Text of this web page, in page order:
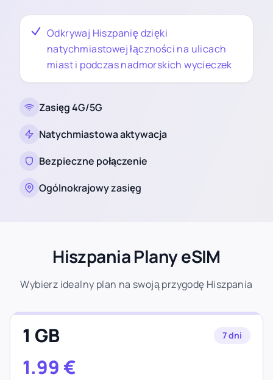
Odkrywaj Hiszpanię dzięki
natychmiastowej łączności na ulicach
miast i podczas nadmorskich wycieczek
Zasięg 4G/5G
Natychmiastowa aktywacja
Bezpieczne połączenie
Ogólnokrajowy zasięg
Hiszpania Plany eSIM
Wybierz idealny plan na swoją przygodę Hiszpania
1 GB 7 dni
1.99 €